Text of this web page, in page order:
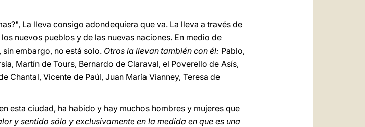
La lleva consigo adondequiera que va. La lleva a través de
nuevos pueblos y de las nuevas naciones. En medio de
sin embargo, no está solo. Otros la llevan también con él: Pablo,
Martín de Tours, Bernardo de Claraval, el Poverello de Asís,
Chantal, Vicente de Paúl, Juan María Vianney, Teresa de
esta ciudad, ha habido y hay muchos hombres y mujeres que
y sentido sólo y exclusivamente en la medida en que es una